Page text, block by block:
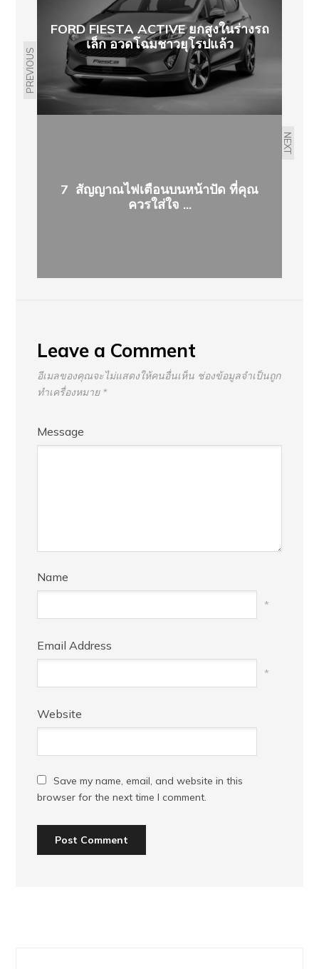
PREVIOUS
FORD FIESTA ACTIVE ยกสูงในร่างรถ
เล็ก อวดโฉมชาวยุโรปแล้ว
NEXT
7 สัญญาณไฟเตือนบนหน้าปัด ที่คุณ
ควรใส่ใจ ...
Leave a Comment
อีเมลของคุณจะไม่แสดงให้คนอื่นเห็น ช่องข้อมูลจำเป็นถูก
ทำเครื่องหมาย *
Message
Name
*
Email Address
*
Website
Save my name, email, and website in this
browser for the next time I comment.